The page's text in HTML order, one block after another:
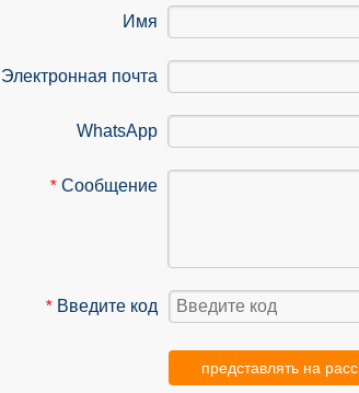
Имя
Электронная почта
WhatsApp
* Сообщение
* Введите код
представлять на